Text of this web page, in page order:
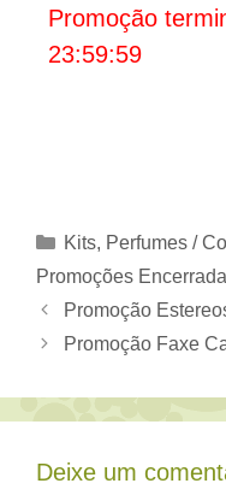
Promoção
23:59:59
Categorias
Kits, Perfumes /
Promoções
Promoção
Promoção Faxe
Deixe um